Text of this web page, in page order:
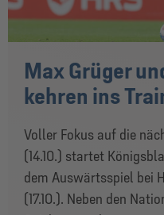
Max Grüger
kehren ins
Voller Fokus auf die
(14.10.) startet
dem Auswärtsspiel bei
(17.10.). Neben den